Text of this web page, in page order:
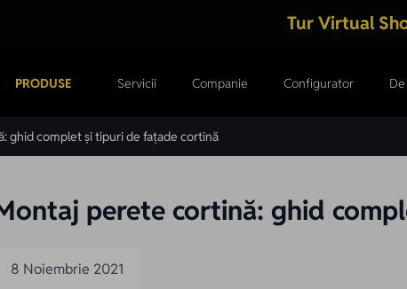
Tur Virtual
PRODUSE Servicii Companie Configurator
ghid complet și tipuri de fațade cortină
perete cortină: ghid
8 Noiembrie 2021